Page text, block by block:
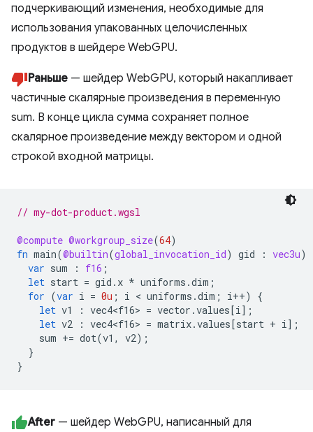
подчеркивающий изменения, необходимые для
использования упакованных целочисленных
продуктов в шейдере WebGPU.
Раньше — шейдер WebGPU, который накапливает
частичные скалярные произведения в переменную
sum. В конце цикла сумма сохраняет полное
скалярное произведение между вектором и одной
строкой входной матрицы.
// my-dot-product.wgsl
@compute @workgroup_size(64)
fn main(@builtin(global_invocation_id) gid : vec3u)
var sum : f16 ;
let start = gid . x * uniforms .dim ;
for (var i = 0u ; i < uniforms .dim ; i++)
{
let v1 : vec4<f16> = vector .values[i];
let v2 : vec4<f16> = matrix.values[start + i];
sum += dot(v1 , v2);
}
}
After — шейдер WebGPU, написанный для